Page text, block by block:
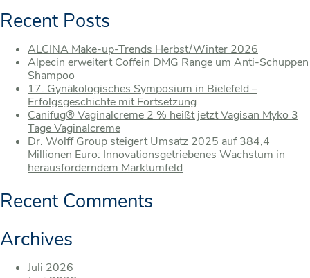
Recent Posts
ALCINA Make-up-Trends Herbst/Winter 2026
Alpecin erweitert Coffein DMG Range um Anti-Schuppen
Shampoo
17. Gynäkologisches Symposium in Bielefeld –
Erfolgsgeschichte mit Fortsetzung
Canifug® Vaginalcreme 2 % heißt jetzt Vagisan Myko 3
Tage Vaginalcreme
Dr. Wolff Group steigert Umsatz 2025 auf 384,4
Millionen Euro: Innovationsgetriebenes Wachstum in
herausforderndem Marktumfeld
Recent Comments
Archives
Juli 2026